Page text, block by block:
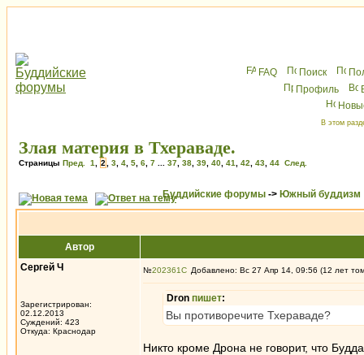
FAQ Поиск
Профиль
В этом
Злая материя в Тхераваде.
Страницы Пред. 1 2 3 4 5 6 7 37 38 39 40 41 42 43 44 След.
Буддийские форумы -> Южный буддизм
Автор
Сергей Ч
Зарегистрирован:
02.12.2013
Суждений: 423
Откуда: Краснодар
№202361 Добавлено: Вс 27 Апр 14, 09:56 (12 лет
Dron пишет:
Вы противоречите Тхераваде?
Никто кроме Дрона не говорит, что